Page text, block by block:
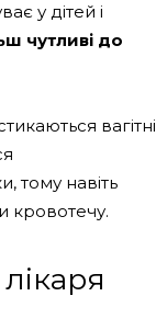
у дітей і
чутливі до
вагітні
тому навіть
кровотечу.